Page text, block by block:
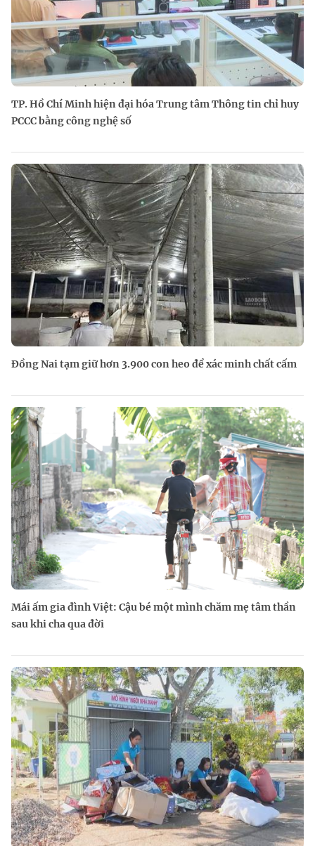
TP. Hồ Chí Minh hiện đại hóa Trung tâm Thông tin chỉ huy
PCCC bằng công nghệ số
Đồng Nai tạm giữ hơn 3.900 con heo để xác minh chất cấm
Mái ấm gia đình Việt: Cậu bé một mình chăm mẹ tâm thần
sau khi cha qua đời